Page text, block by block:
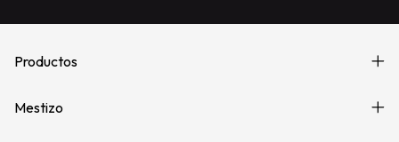
Productos
Mestizo